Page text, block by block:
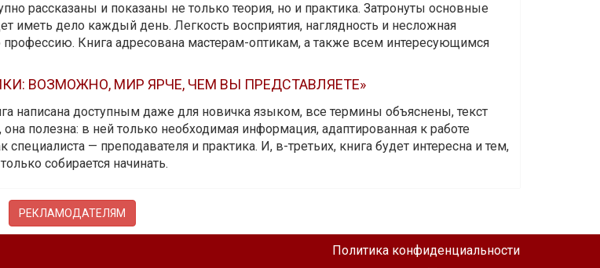
рассказаны и показаны не только теория, но и практика. Затронуты основные
иметь дело каждый день. Легкость восприятия, наглядность и несложная
профессию. Книга адресована мастерам-оптикам, а также всем интересующимся
ВОЗМОЖНО, МИР ЯРЧЕ, ЧЕМ ВЫ ПРЕДСТАВЛЯЕТЕ»
написана доступным даже для новичка языком, все термины объяснены, текст
полезна: в ней только необходимая информация, адаптированная к работе
— преподавателя и практика. И, в-третьих, книга будет интересна и тем,
собирается начинать.
РЕКЛАМОДАТЕЛЯМ
Политика конфиденциальности